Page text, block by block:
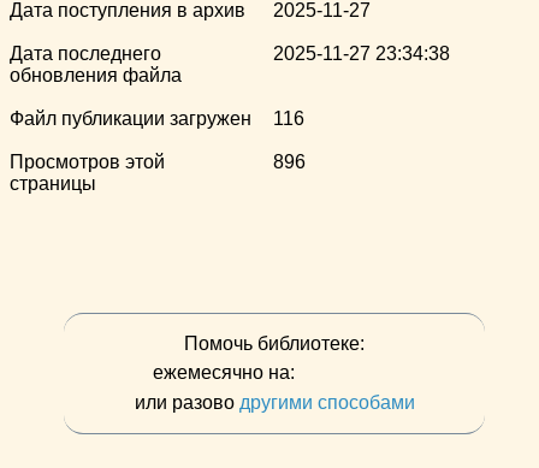
Дата поступления в архив 2025-11-27
Дата последнего
обновления файла
2025-11-27 23:34:38
Файл публикации загружен 116
Просмотров этой
страницы
896
Помочь библиотеке:
ежемесячно на:
или разово другими способами